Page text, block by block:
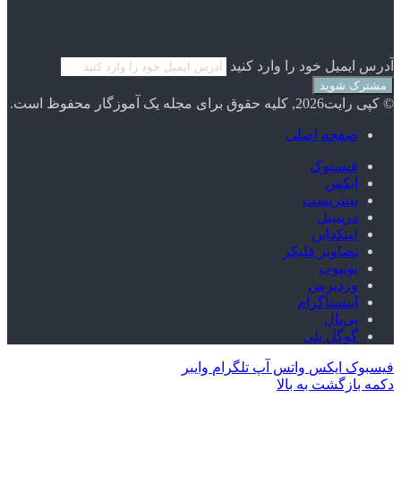
آدرس ایمیل خود را وارد کنید
© کپی رایت2026, کلیه حقوق برای مجله یک آموزگار محفوظ است.
صفحه اصلی
فیسبوک
ایکس
پینتریست
دریبببل
لینکداین
تصاویر فلیکر
یوتیوب
وردپرس
اینستاگرام
پی‌پال
گوگل پلی
فیسبوک ایکس واتس آپ تلگرام وایبر
دکمه بازگشت به بالا